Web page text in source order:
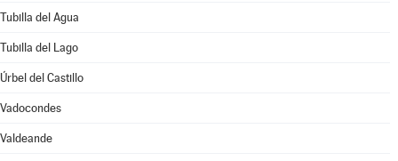
Tubilla del Agua
Tubilla del Lago
Úrbel del Castillo
Vadocondes
Valdeande